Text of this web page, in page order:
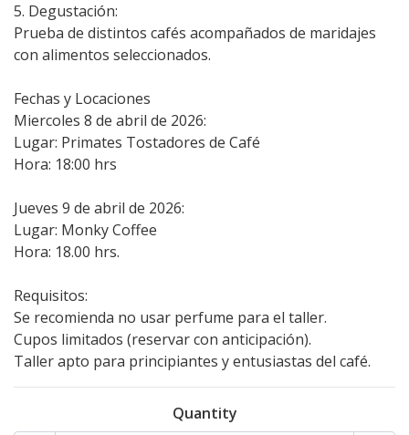
5. Degustación:
Prueba de distintos cafés acompañados de maridajes
con alimentos seleccionados.
Fechas y Locaciones
Miercoles 8 de abril de 2026:
Lugar: Primates Tostadores de Café
Hora: 18:00 hrs
Jueves 9 de abril de 2026:
Lugar: Monky Coffee
Hora: 18.00 hrs.
Requisitos:
Se recomienda no usar perfume para el taller.
Cupos limitados (reservar con anticipación).
Taller apto para principiantes y entusiastas del café.
Quantity